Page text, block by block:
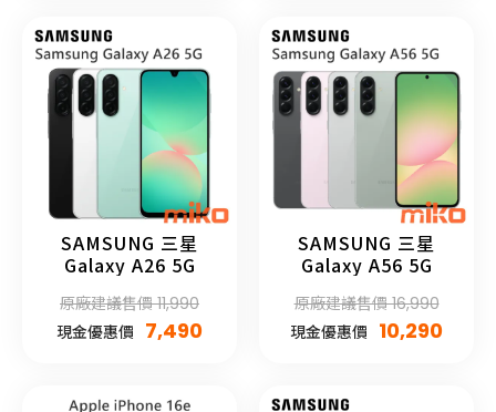
SAMSUNG 三星
Galaxy A26 5G
原廠建議售價 11,990
現金優惠價 7,490
SAMSUNG 三星
Galaxy A56 5G
原廠建議售價 16,990
現金優惠價 10,290